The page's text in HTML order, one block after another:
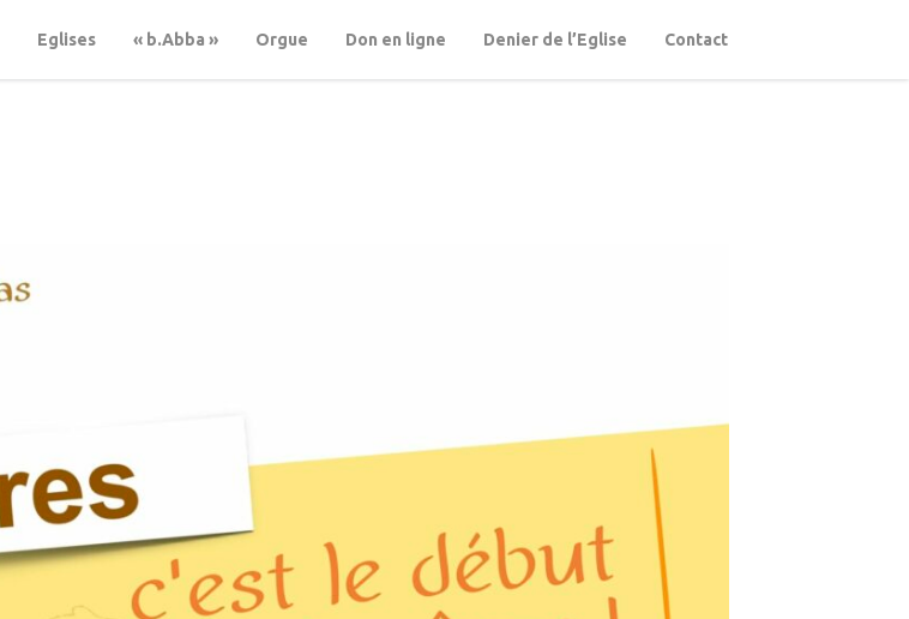
Eglises « b.Abba » Orgue Don en ligne Denier de l’Eglise Contact